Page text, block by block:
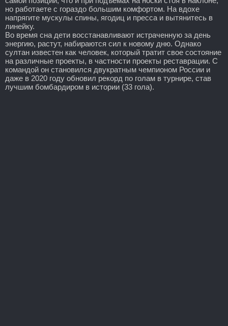
но работаете с гораздо большим комфортом. На вдохе
напрягите мускулы спины, ягодиц и пресса и вытянитесь в
линейку.
Во время сна дети восстанавливают истраченную за день
энергию, растут, набираются сил к новому дню. Однако
султан известен как человек, который тратит свое состояние
на различные проекты, в частности проекты реставрации. С
командой он становился двукратным чемпионом России и
даже в 2020 году обновил рекорд по голам в турнире, став
лучшим бомбардиром в истории (33 гола).